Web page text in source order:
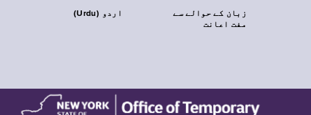
اردو (Urdu)
زبان کے حوالے سے
مفت اعانت